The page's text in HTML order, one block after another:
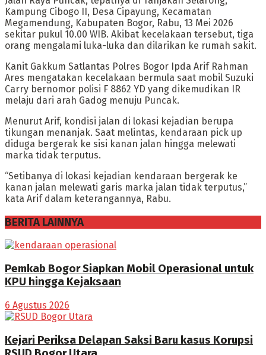
Kampung Cibogo II, Desa Cipayung, Kecamatan
Megamendung, Kabupaten Bogor, Rabu, 13 Mei 2026
sekitar pukul 10.00 WIB. Akibat kecelakaan tersebut, tiga
orang mengalami luka-luka dan dilarikan ke rumah sakit.
Kanit Gakkum Satlantas Polres Bogor Ipda Arif Rahman
Ares mengatakan kecelakaan bermula saat mobil Suzuki
Carry bernomor polisi F 8862 YD yang dikemudikan IR
melaju dari arah Gadog menuju Puncak.
Menurut Arif, kondisi jalan di lokasi kejadian berupa
tikungan menanjak. Saat melintas, kendaraan pick up
diduga bergerak ke sisi kanan jalan hingga melewati
marka tidak terputus.
“Setibanya di lokasi kejadian kendaraan bergerak ke
kanan jalan melewati garis marka jalan tidak terputus,”
kata Arif dalam keterangannya, Rabu.
BERITA LAINNYA
Pemkab Bogor Siapkan Mobil Operasional untuk
KPU hingga Kejaksaan
6 Agustus 2026
Kejari Periksa Delapan Saksi Baru kasus Korupsi